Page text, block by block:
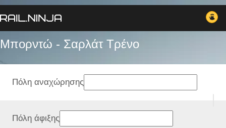
Μπορντώ - Σαρλάτ Tρένο
Πόλη αναχώρησης
Πόλη άφιξης